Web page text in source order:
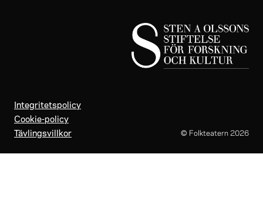
Integritetspolicy
Cookie-policy
Tävlingsvillkor
© Folkteatern 2026